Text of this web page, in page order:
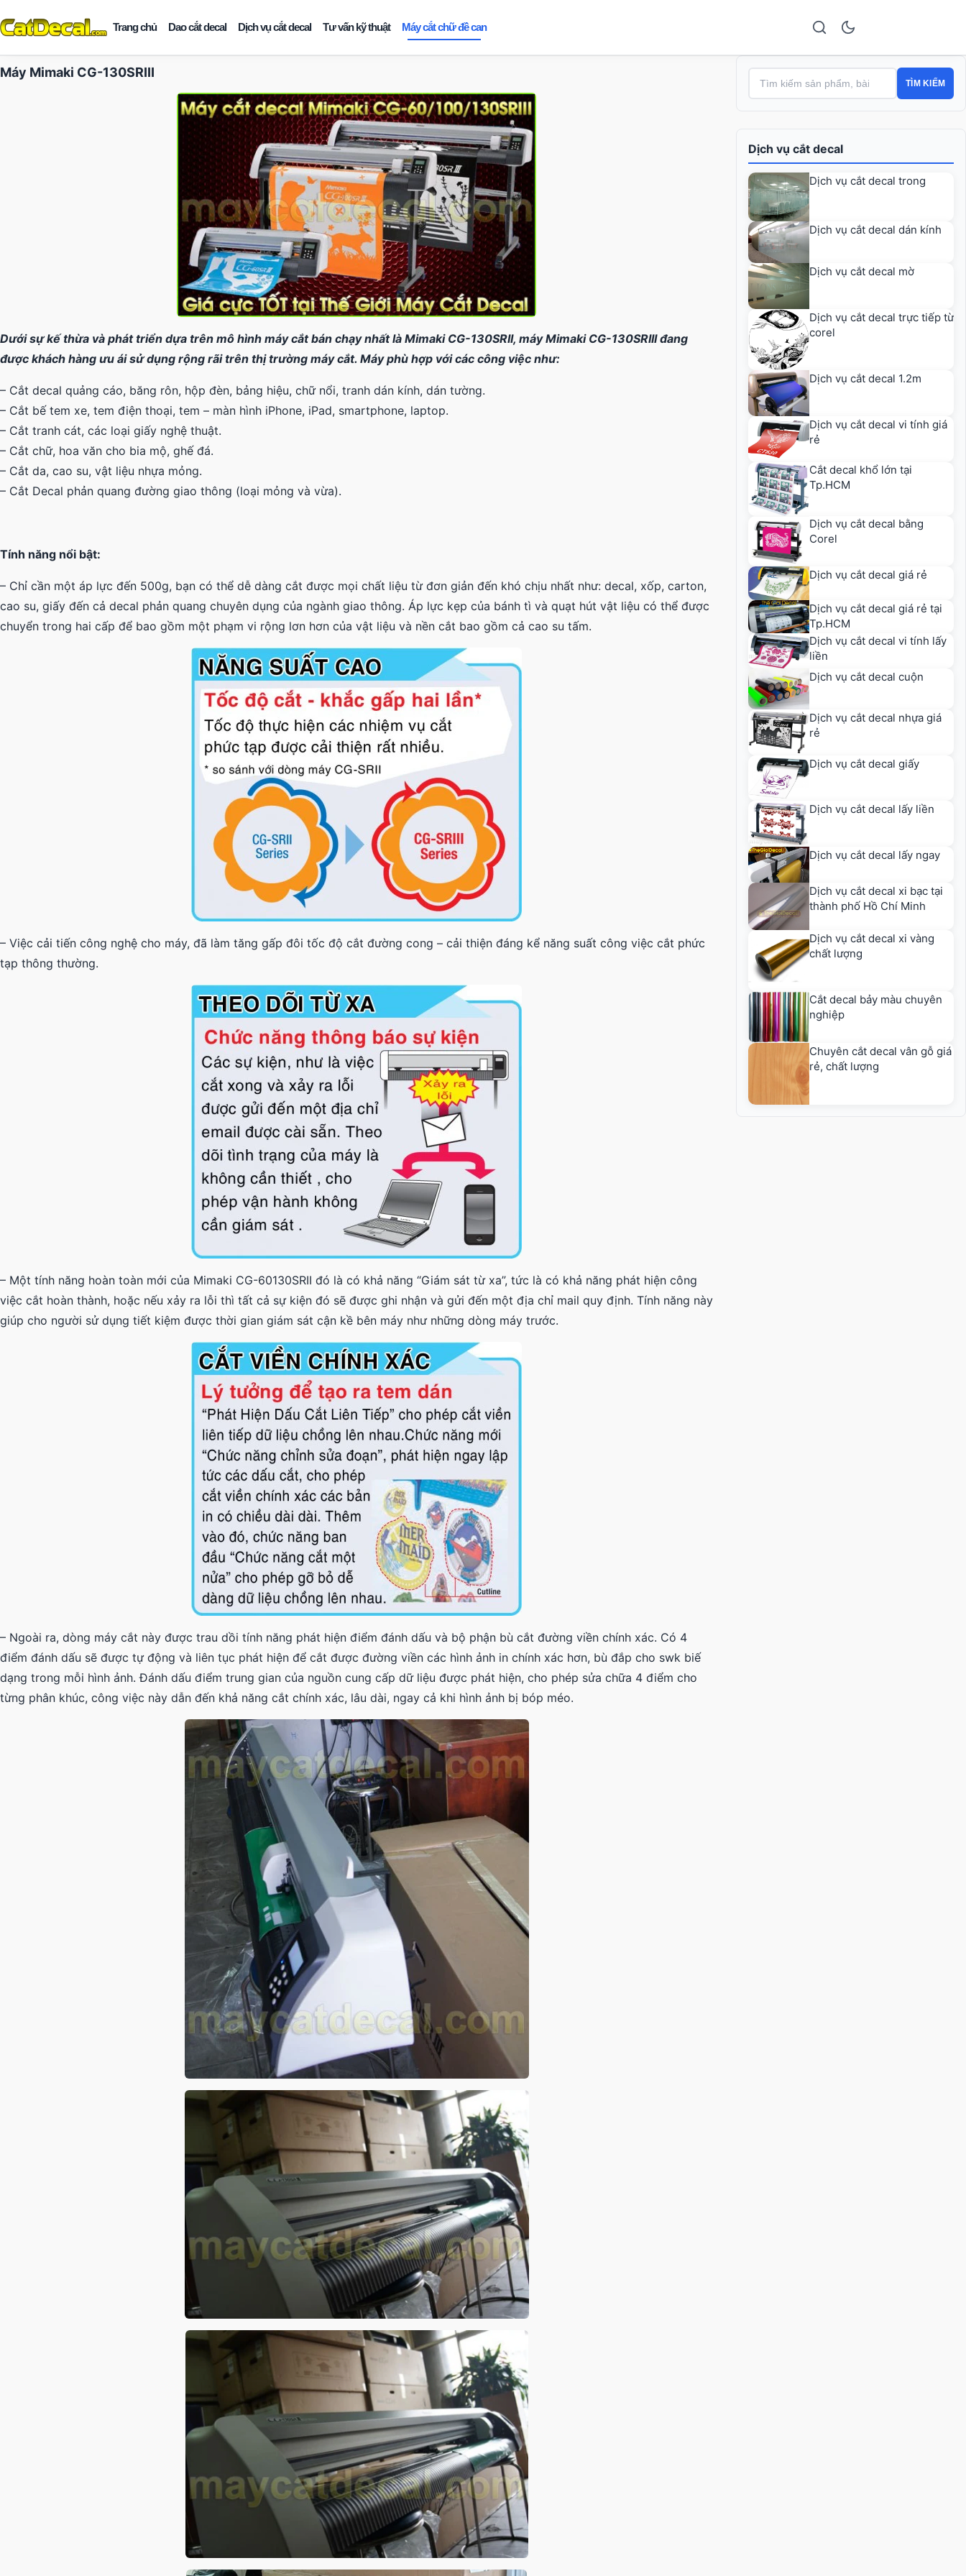
Trang chủ Dao cắt decal Dịch vụ cắt decal Tư vấn kỹ thuật Máy cắt chữ đề can
Máy Mimaki CG-130SRIII
Dưới sự kế thừa và phát triển dựa trên mô hình máy cắt bán chạy nhất là Mimaki CG-130SRII, máy Mimaki CG-130SRIII đang
được khách hàng ưu ái sử dụng rộng rãi trên thị trường máy cắt. Máy phù hợp với các công việc như:
– Cắt decal quảng cáo, băng rôn, hộp đèn, bảng hiệu, chữ nổi, tranh dán kính, dán tường.
– Cắt bế tem xe, tem điện thoại, tem – màn hình iPhone, iPad, smartphone, laptop.
– Cắt tranh cát, các loại giấy nghệ thuật.
– Cắt chữ, hoa văn cho bia mộ, ghế đá.
– Cắt da, cao su, vật liệu nhựa mỏng.
– Cắt Decal phản quang đường giao thông (loại mỏng và vừa).
Tính năng nổi bật:
– Chỉ cần một áp lực đến 500g, bạn có thể dễ dàng cắt được mọi chất liệu từ đơn giản đến khó chịu nhất như: decal, xốp, carton,
cao su, giấy đến cả decal phản quang chuyên dụng của ngành giao thông. Áp lực kẹp của bánh tì và quạt hút vật liệu có thể được
chuyển trong hai cấp để bao gồm một phạm vi rộng lơn hơn của vật liệu và nền cắt bao gồm cả cao su tấm.
– Việc cải tiến công nghệ cho máy, đã làm tăng gấp đôi tốc độ cắt đường cong – cải thiện đáng kể năng suất công việc cắt phức
tạp thông thường.
– Một tính năng hoàn toàn mới của Mimaki CG-60130SRII đó là có khả năng “Giám sát từ xa”, tức là có khả năng phát hiện công
việc cắt hoàn thành, hoặc nếu xảy ra lỗi thì tất cả sự kiện đó sẽ được ghi nhận và gửi đến một địa chỉ mail quy định. Tính năng này
giúp cho người sử dụng tiết kiệm được thời gian giám sát cận kề bên máy như những dòng máy trước.
– Ngoài ra, dòng máy cắt này được trau dồi tính năng phát hiện điểm đánh dấu và bộ phận bù cắt đường viền chính xác. Có 4
điểm đánh dấu sẽ được tự động và liên tục phát hiện để cắt được đường viền các hình ảnh in chính xác hơn, bù đắp cho swk biế
dạng trong mỗi hình ảnh. Đánh dấu điểm trung gian của nguồn cung cấp dữ liệu được phát hiện, cho phép sửa chữa 4 điểm cho
từng phân khúc, công việc này dẫn đến khả năng cắt chính xác, lâu dài, ngay cả khi hình ảnh bị bóp méo.
TÌM KIẾM
Dịch vụ cắt decal
Dịch vụ cắt decal trong
Dịch vụ cắt decal dán kính
Dịch vụ cắt decal mờ
Dịch vụ cắt decal trực tiếp từ
corel
Dịch vụ cắt decal 1.2m
Dịch vụ cắt decal vi tính giá
rẻ
Cắt decal khổ lớn tại
Tp.HCM
Dịch vụ cắt decal bằng
Corel
Dịch vụ cắt decal giá rẻ
Dịch vụ cắt decal giá rẻ tại
Tp.HCM
Dịch vụ cắt decal vi tính lấy
liền
Dịch vụ cắt decal cuộn
Dịch vụ cắt decal nhựa giá
rẻ
Dịch vụ cắt decal giấy
Dịch vụ cắt decal lấy liền
Dịch vụ cắt decal lấy ngay
Dịch vụ cắt decal xi bạc tại
thành phố Hồ Chí Minh
Dịch vụ cắt decal xi vàng
chất lượng
Cắt decal bảy màu chuyên
nghiệp
Chuyên cắt decal vân gỗ giá
rẻ, chất lượng